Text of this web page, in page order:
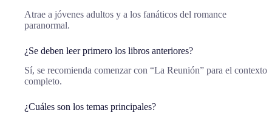
Atrae a jóvenes adultos y a los fanáticos del romance
paranormal.
¿Se deben leer primero los libros anteriores?
Sí, se recomienda comenzar con “La Reunión” para el contexto
completo.
¿Cuáles son los temas principales?